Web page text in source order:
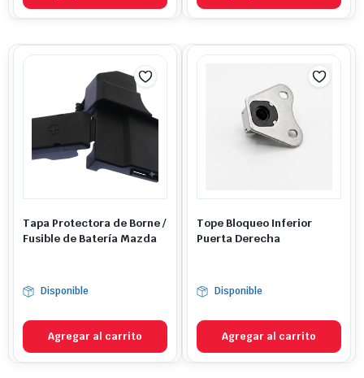
Tapa Protectora de Borne /
Fusible de Batería Mazda
Disponible
Agregar al carrito
Tope Bloqueo Inferior
Puerta Derecha
Disponible
Agregar al carrito